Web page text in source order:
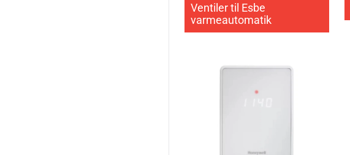
Ventiler til Esbe
varmeautomatik